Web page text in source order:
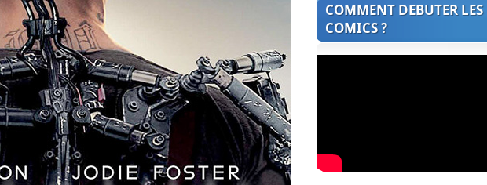
COMMENT DEBUTER LES
COMICS ?